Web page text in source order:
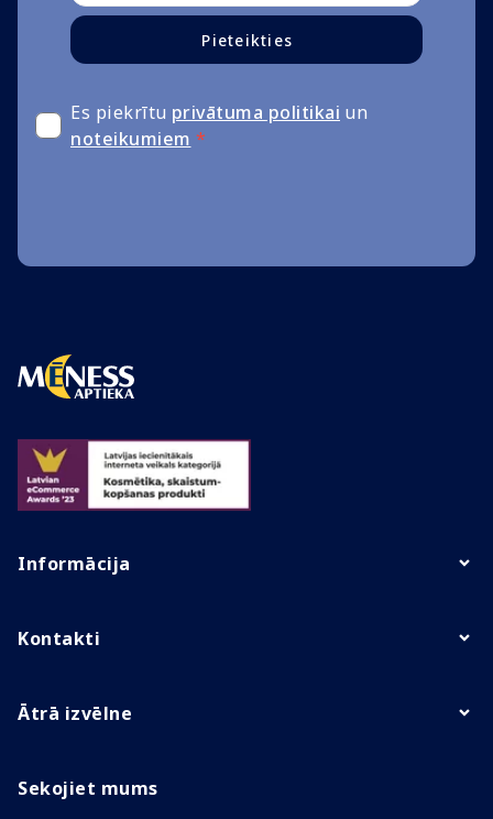
Pieteikties
Es piekrītu privātuma politikai un
noteikumiem *
Informācija
Kontakti
Ātrā izvēlne
Sekojiet mums